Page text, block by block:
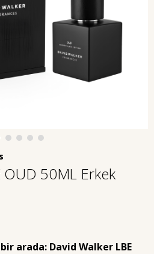
OUD 50ML Erkek
arada: David Walker LBE